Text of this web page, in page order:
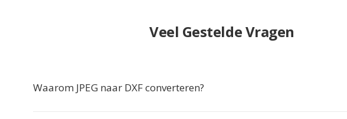
Veel Gestelde Vragen
Waarom JPEG naar DXF converteren?